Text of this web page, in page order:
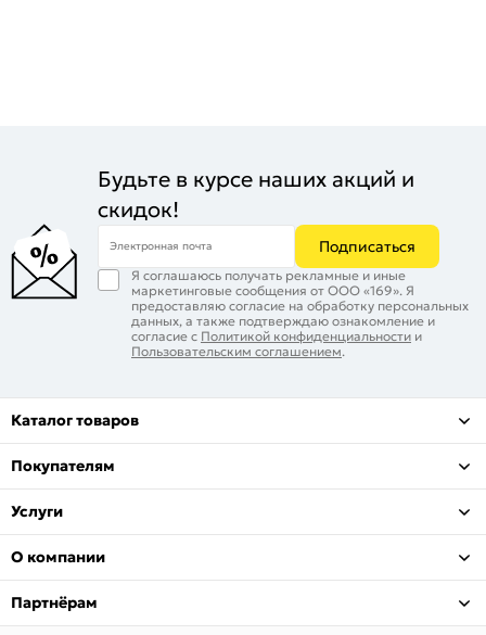
Будьте в курсе наших акций и
скидок!
Электронная почта Подписаться
Я соглашаюсь получать рекламные и иные
маркетинговые сообщения от ООО «169». Я
предоставляю согласие на обработку персональных
данных, а также подтверждаю ознакомление и
согласие с Политикой конфиденциальности и
Пользовательским соглашением.
Каталог товаров
Покупателям
Услуги
О компании
Партнёрам